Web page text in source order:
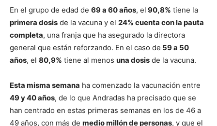
En el grupo de edad de 69 a 60 años, el 90,8% tiene la
primera dosis de la vacuna y el 24% cuenta con la pauta
completa, una franja que ha asegurado la directora
general que están reforzando. En el caso de 59 a 50
años, el 80,9% tiene al menos una dosis de la vacuna.
Esta misma semana ha comenzado la vacunación entre
49 y 40 años, de lo que Andradas ha precisado que se
han centrado en estas primeras semanas en los de 46 a
49 años, con más de medio millón de personas, y que el